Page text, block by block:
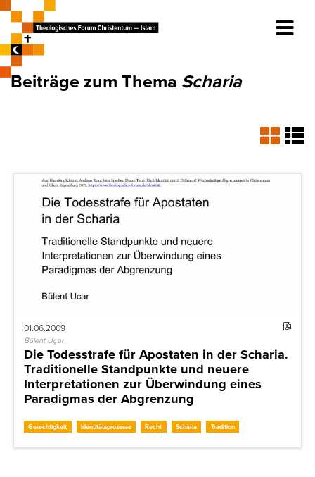
Beiträge zum Thema Scharia
01.06.2009
Bülent Uçar
Die Todesstrafe für Apostaten in der Scharia.
Traditionelle Standpunkte und neuere
Interpretationen zur Überwindung eines
Paradigmas der Abgrenzung
Gerechtigkeit Identitätsprozesse Recht Scharia Tradition